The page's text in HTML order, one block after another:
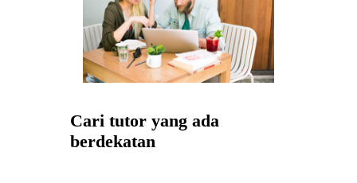
Cari tutor yang ada
berdekatan